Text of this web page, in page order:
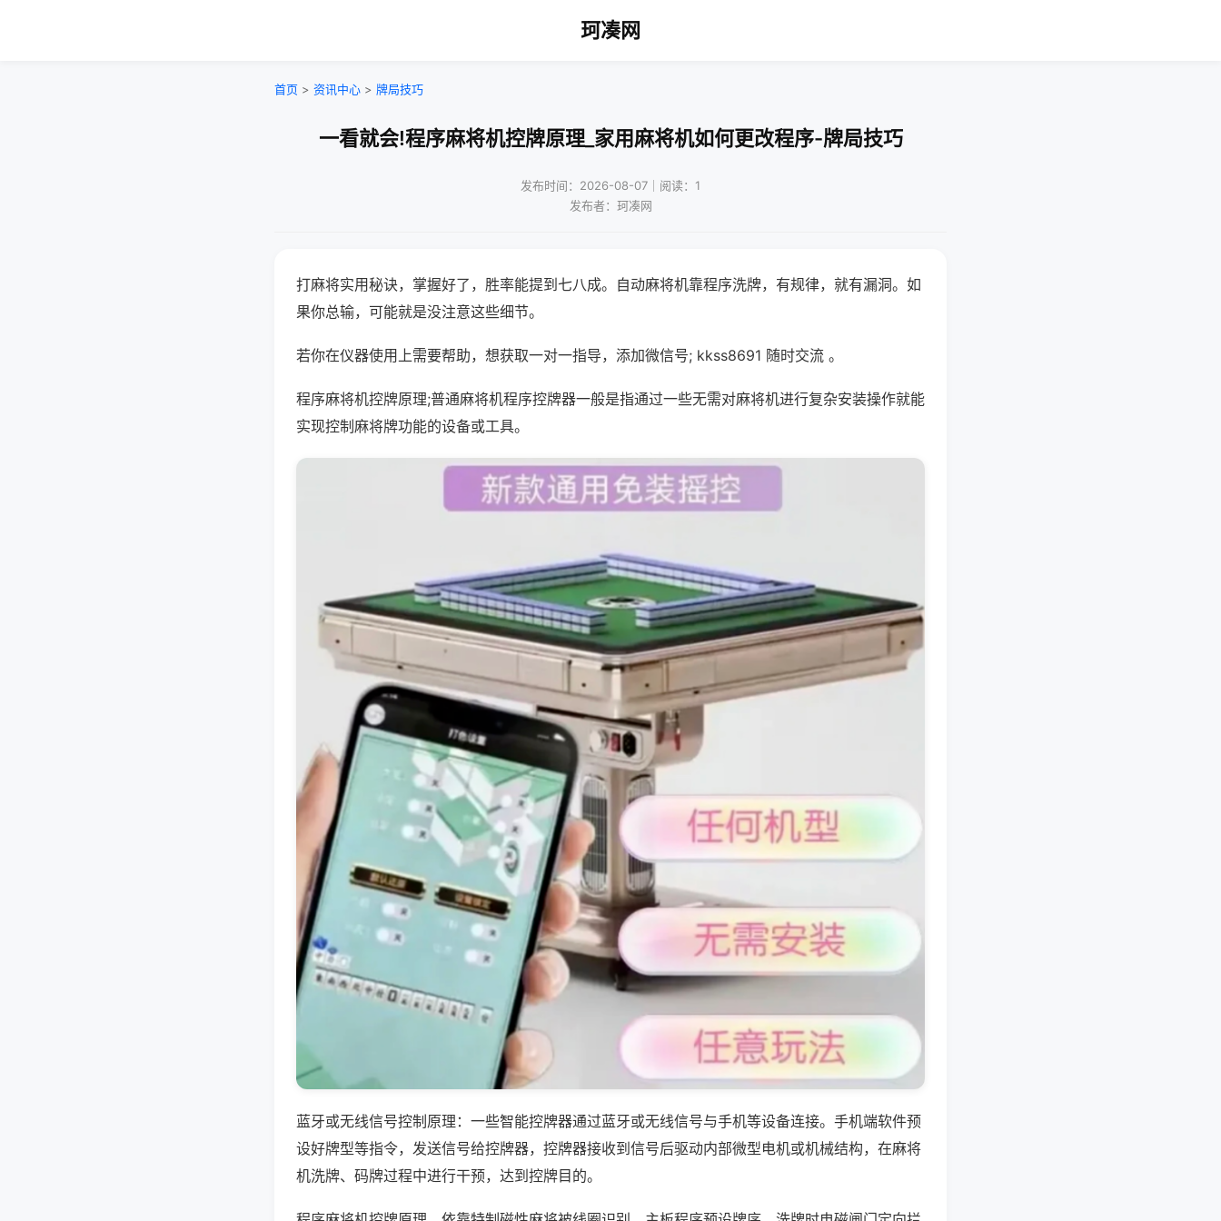
珂凑网
首页 > 资讯中心 > 牌局技巧
一看就会!程序麻将机控牌原理_家用麻将机如何更改程序-牌局技巧
发布时间：2026-08-07｜阅读：1
发布者：珂凑网
打麻将实用秘诀，掌握好了，胜率能提到七八成。自动麻将机靠程序洗牌，有规律，就有漏洞。如
果你总输，可能就是没注意这些细节。
若你在仪器使用上需要帮助，想获取一对一指导，添加微信号; kkss8691 随时交流 。
程序麻将机控牌原理;普通麻将机程序控牌器一般是指通过一些无需对麻将机进行复杂安装操作就能
实现控制麻将牌功能的设备或工具。
蓝牙或无线信号控制原理：一些智能控牌器通过蓝牙或无线信号与手机等设备连接。手机端软件预
设好牌型等指令，发送信号给控牌器，控牌器接收到信号后驱动内部微型电机或机械结构，在麻将
机洗牌、码牌过程中进行干预，达到控牌目的。